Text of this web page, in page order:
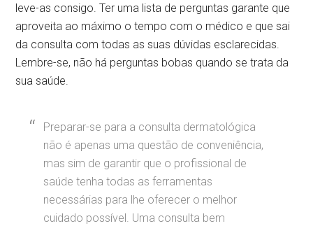
leve-as consigo. Ter uma lista de perguntas garante que
aproveita ao máximo o tempo com o médico e que sai
da consulta com todas as suas dúvidas esclarecidas.
Lembre-se, não há perguntas bobas quando se trata da
sua saúde.
Preparar-se para a consulta dermatológica
não é apenas uma questão de conveniência,
mas sim de garantir que o profissional de
saúde tenha todas as ferramentas
necessárias para lhe oferecer o melhor
cuidado possível. Uma consulta bem